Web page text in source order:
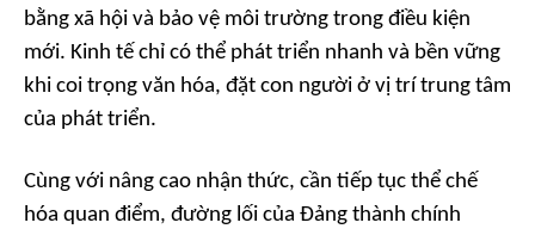
bằng xã hội và bảo vệ môi trường trong điều kiện
mới. Kinh tế chỉ có thể phát triển nhanh và bền vững
khi coi trọng văn hóa, đặt con người ở vị trí trung tâm
của phát triển.
Cùng với nâng cao nhận thức, cần tiếp tục thể chế
hóa quan điểm, đường lối của Đảng thành chính